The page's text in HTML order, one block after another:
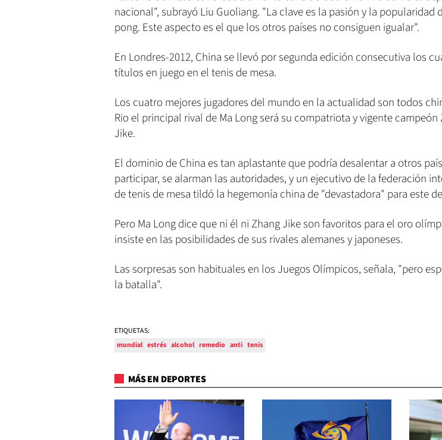
nacional", subrayó Liu Guoliang. "La clave es la pasión y la popularidad
pong. Este aspecto es el que los otros países no consiguen igualar".
En Londres-2012, China se llevó por segunda edición consecutiva los
títulos en juego en el tenis de mesa.
Los cuatro mejores jugadores del mundo en la actualidad son todos
Rio el principal rival de Ma Long será su compatriota y vigente campeón
Jike.
El dominio de China es tan aplastante que podría desalentar a otros
participar, se alarman las autoridades, y un ejecutivo de la federación
de tenis de mesa tildó la hegemonía china de "devastadora" para este
Pero Ma Long dice que ni él ni Zhang Jike son favoritos para el oro
insiste en las posibilidades de sus rivales alemanes y japoneses.
Las sorpresas son habituales en los Juegos Olímpicos, señala, "pero
la batalla".
ETIQUETAS:
mundial estrés alcohol remedio anti tenis
MÁS EN DEPORTES